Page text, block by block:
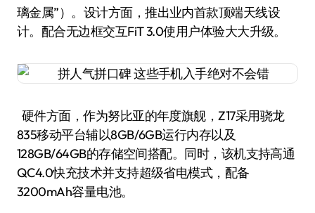
璃金属”）。设计方面，推出业内首款顶端天线设
计。配合无边框交互FiT 3.0使用户体验大大升级。
硬件方面，作为努比亚的年度旗舰，Z17采用骁龙
835移动平台辅以8GB/6GB运行内存以及
128GB/64GB的存储空间搭配。同时，该机支持高通
QC4.0快充技术并支持超级省电模式，配备
3200mAh容量电池。